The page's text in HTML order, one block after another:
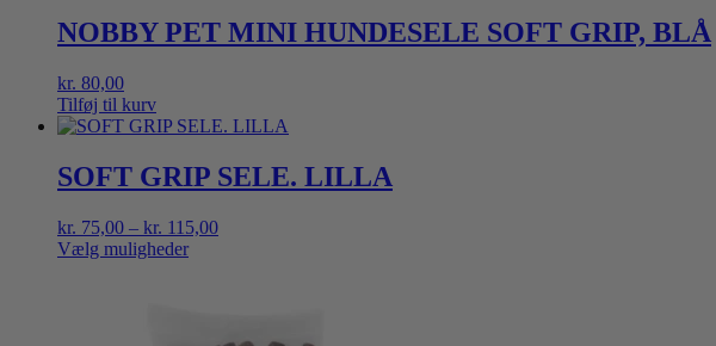
NOBBY PET MINI HUNDESELE SOFT GRIP, BLÅ
kr. 80,00
Tilføj til kurv
SOFT GRIP SELE. LILLA
kr. 75,00 – kr. 115,00Prisinterval:
Vælg muligheder